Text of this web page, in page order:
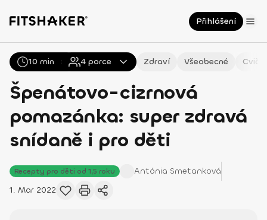
Přihlášení
Všechny Recepty Zdraví Všeobecné
Špenátovo-cizrnová
pomazánka: super zdravá
snídaně i pro děti
Recepty pro děti od 1,5 roku Antónia Smetanková
1. Mar 2022
10 min 4 porce